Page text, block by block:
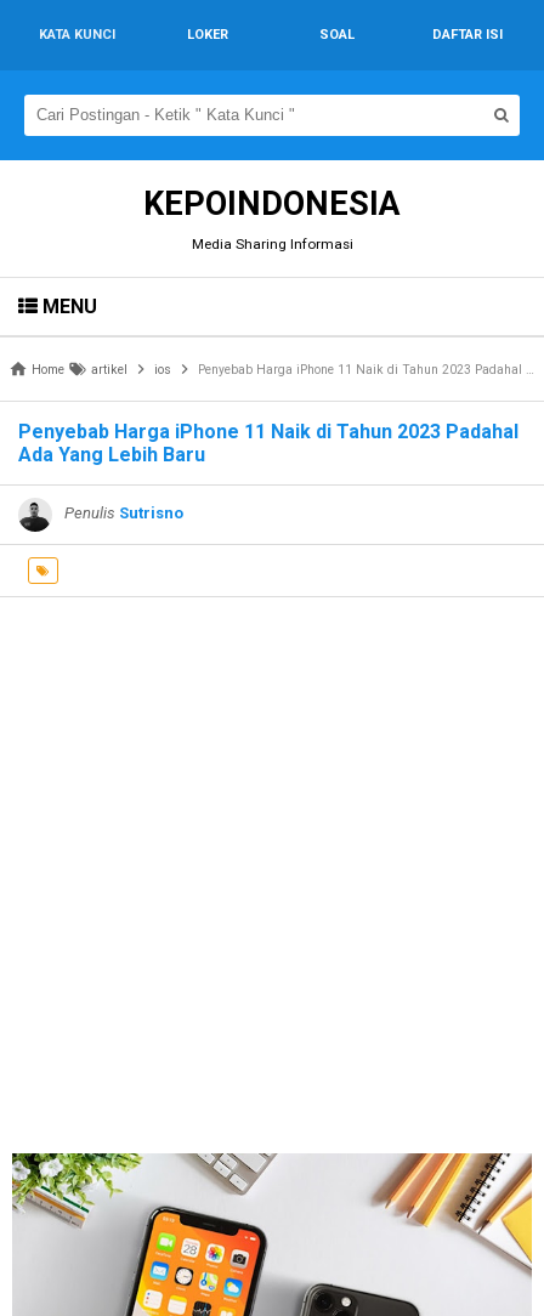
KATA KUNCI LOKER SOAL DAFTAR ISI
KEPOINDONESIA
Media Sharing Informasi
MENU
Home artikel ios Penyebab Harga iPhone 11 Naik di Tahun 2023 Padahal Ada Yang Lebih Baru
Penyebab Harga iPhone 11 Naik di Tahun 2023 Padahal
Ada Yang Lebih Baru
Penulis Sutrisno